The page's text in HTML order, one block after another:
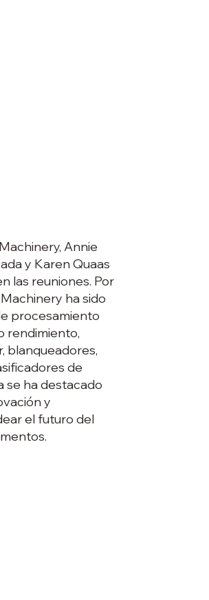
Annie
y Karen Quaas
las reuniones. Por
ha sido
procesamiento
rendimiento,
blanqueadores,
de
se ha destacado
y
el futuro del